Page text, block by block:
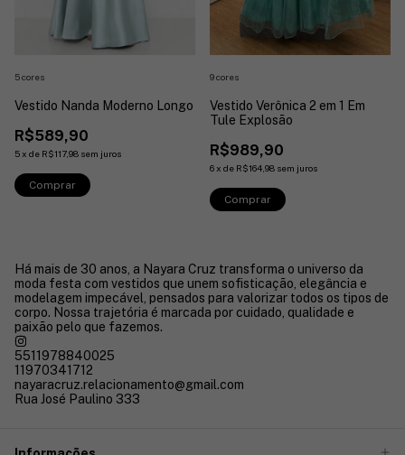
Vestido Nanda Moderno Longo
R$589,90
5 x de R$117,98 sem juros
5 cores
Comprar
Vestido Verônica 2 em 1 Em
Tule Explosão
R$989,90
6 x de R$164,98 sem juros
9 cores
Comprar
Há mais de 30 anos, a Nayara Cruz transforma o universo da
moda festa com vestidos que unem sofisticação, elegância e
modelagem impecável, pensados para valorizar todos os tipos de
corpo. Nossa trajetória é marcada por cuidado, qualidade e
paixão pelo que fazemos.
5511978840025
11970341712
nayaracruz.relacionamento@gmail.com
Rua José Paulino 333